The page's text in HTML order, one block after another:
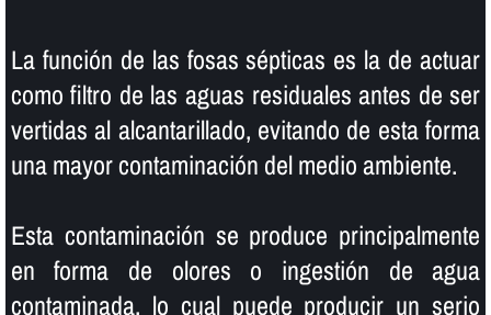
La función de las fosas sépticas es la de actuar
como filtro de las aguas residuales antes de ser
vertidas al alcantarillado, evitando de esta forma
una mayor contaminación del medio ambiente.
Esta contaminación se produce principalmente
en forma de olores o ingestión de agua
contaminada, lo cual puede producir un serio